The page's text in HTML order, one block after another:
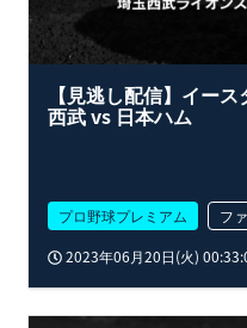
【見逃し配信】イー
西武 vs 日本ハム
プロ野球プレミアム
フ
2023年06月20日(火)